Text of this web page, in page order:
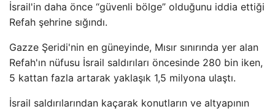
İsrail'in daha önce “güvenli bölge” olduğunu iddia ettiği
Refah şehrine sığındı.
Gazze Şeridi'nin en güneyinde, Mısır sınırında yer alan
Refah'ın nüfusu İsrail saldırıları öncesinde 280 bin iken,
5 kattan fazla artarak yaklaşık 1,5 milyona ulaştı.
İsrail saldırılarından kaçarak konutların ve altyapının